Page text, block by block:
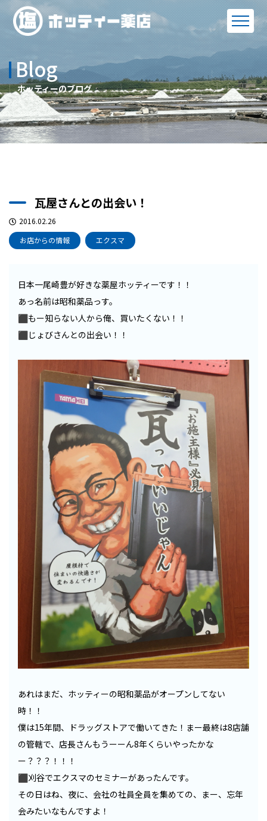
Blog
ホッティーのブログ
瓦屋さんとの出会い！
2016.02.26
お店からの情報
エクスマ
日本一尾崎豊が好きな薬屋ホッティーです！！
あっ名前は昭和薬品っす。
⬛︎もー知らない人から俺、買いたくない！！
⬛︎じょびさんとの出会い！！
あれはまだ、ホッティーの昭和薬品がオープンしてない
時！！
僕は15年間、ドラッグストアで働いてきた！まー最終は8店舗
の管轄で、店長さんもうーーん8年くらいやったかな
ー？？？！！！
⬛︎刈谷でエクスマのセミナーがあったんです。
その日はね、夜に、会社の社員全員を集めての、まー、忘年
会みたいなもんですよ！